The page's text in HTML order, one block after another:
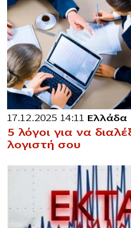
17.12.2025 14:11 Ελλάδα
5 λόγοι για να
λογιστή σου